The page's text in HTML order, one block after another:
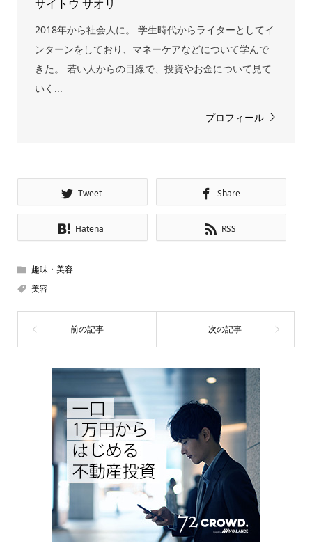
サイトウ サオリ
2018年から社会人に。 学生時代からライターとしてイ
ンターンをしており、マネーケアなどについて学んで
きた。 若い人からの目線で、投資やお金について見て
いく...
プロフィール
Tweet Share
Hatena RSS
趣味・美容
美容